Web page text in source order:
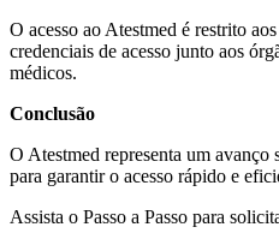
O acesso ao Atestmed é restrito
credenciais de acesso junto aos
médicos.
Conclusão
O Atestmed representa um
para garantir o acesso rápido e
Assista o Passo a Passo para